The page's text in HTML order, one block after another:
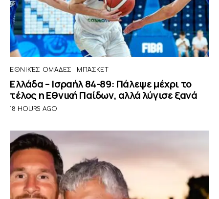
ΕΘΝΙΚΈΣ ΟΜΆΔΕΣ ΜΠΆΣΚΕΤ
Ελλάδα – Ισραήλ 84-89: Πάλεψε μέχρι το
τέλος η Εθνική Παίδων, αλλά λύγισε ξανά
18 HOURS AGO